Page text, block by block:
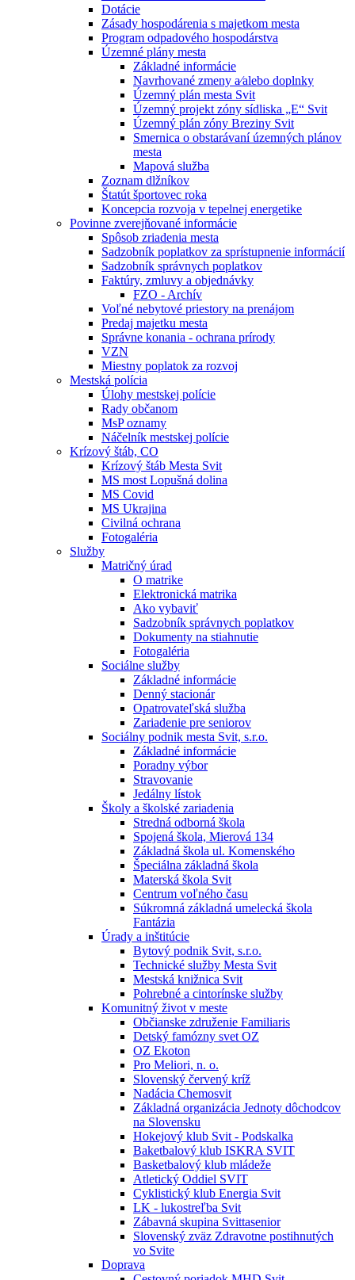
Dotácie
Zásady hospodárenia s majetkom mesta
Program odpadového hospodárstva
Územné plány mesta
Základné informácie
Navrhované zmeny a⁄alebo doplnky
Územný plán mesta Svit
Územný projekt zóny sídliska „E“ Svit
Územný plán zóny Breziny Svit
Smernica o obstarávaní územných plánov
mesta
Mapová služba
Zoznam dlžníkov
Štatút športovec roka
Koncepcia rozvoja v tepelnej energetike
Povinne zverejňované informácie
Spôsob zriadenia mesta
Sadzobník poplatkov za sprístupnenie informácií
Sadzobník správnych poplatkov
Faktúry, zmluvy a objednávky
FZO - Archív
Voľné nebytové priestory na prenájom
Predaj majetku mesta
Správne konania - ochrana prírody
VZN
Miestny poplatok za rozvoj
Mestská polícia
Úlohy mestskej polície
Rady občanom
MsP oznamy
Náčelník mestskej polície
Krízový štáb, CO
Krízový štáb Mesta Svit
MS most Lopušná dolina
MS Covid
MS Ukrajina
Civilná ochrana
Fotogaléria
Služby
Matričný úrad
O matrike
Elektronická matrika
Ako vybaviť
Sadzobník správnych poplatkov
Dokumenty na stiahnutie
Fotogaléria
Sociálne služby
Základné informácie
Denný stacionár
Opatrovateľská služba
Zariadenie pre seniorov
Sociálny podnik mesta Svit, s.r.o.
Základné informácie
Poradny výbor
Stravovanie
Jedálny lístok
Školy a školské zariadenia
Stredná odborná škola
Spojená škola, Mierová 134
Základná škola ul. Komenského
Špeciálna základná škola
Materská škola Svit
Centrum voľného času
Súkromná základná umelecká škola
Fantázia
Úrady a inštitúcie
Bytový podnik Svit, s.r.o.
Technické služby Mesta Svit
Mestská knižnica Svit
Pohrebné a cintorínske služby
Komunitný život v meste
Občianske združenie Familiaris
Detský famózny svet OZ
OZ Ekoton
Pro Meliori, n. o.
Slovenský červený kríž
Nadácia Chemosvit
Základná organizácia Jednoty dôchodcov
na Slovensku
Hokejový klub Svit - Podskalka
Baketbalový klub ISKRA SVIT
Basketbalový klub mládeže
Atletický Oddiel SVIT
Cyklistický klub Energia Svit
LK - lukostreľba Svit
Zábavná skupina Svittasenior
Slovenský zväz Zdravotne postihnutých
vo Svite
Doprava